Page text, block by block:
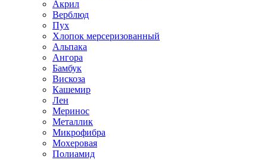
Акрил
Верблюд
Пух
Хлопок мерсеризованный
Альпака
Ангора
Бамбук
Вискоза
Кашемир
Лен
Меринос
Металлик
Микрофибра
Мохеровая
Полиамид